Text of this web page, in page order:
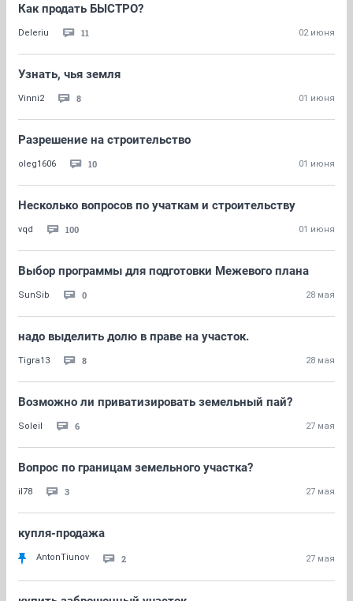
Как продать БЫСТРО?
Deleriu 11 02 июня
Узнать, чья земля
Vinni2 8 01 июня
Разрешение на строительство
oleg1606 10 01 июня
Несколько вопросов по учаткам и строительству
vqd 100 01 июня
Выбор программы для подготовки Межевого плана
SunSib 0 28 мая
надо выделить долю в праве на участок.
Tigra13 8 28 мая
Возможно ли приватизировать земельный пай?
Soleil 6 27 мая
Вопрос по границам земельного участка?
il78 3 27 мая
купля-продажа
AntonTiunov 2 27 мая